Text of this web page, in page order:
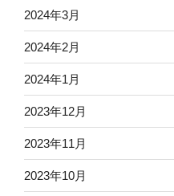
2024年3月
2024年2月
2024年1月
2023年12月
2023年11月
2023年10月